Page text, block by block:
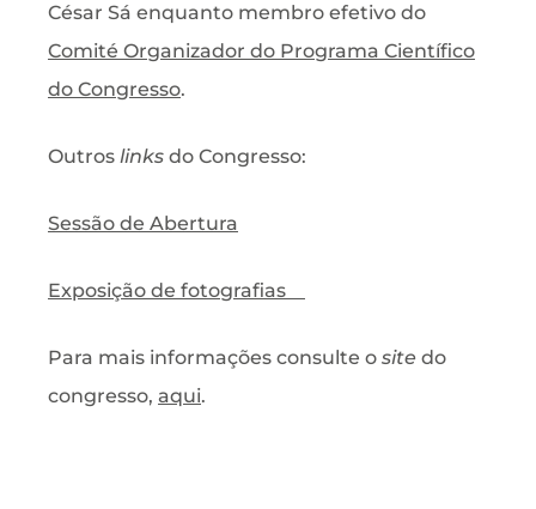
César Sá enquanto membro efetivo do
Comité Organizador do Programa Científico
do Congresso.
Outros links do Congresso:
Sessão de Abertura
Exposição de fotografias
Para mais informações consulte o site do
congresso, aqui.